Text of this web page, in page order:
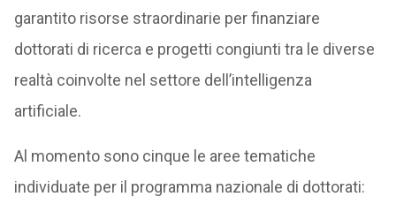
garantito risorse straordinarie per finanziare
dottorati di ricerca e progetti congiunti tra le diverse
realtà coinvolte nel settore dell’intelligenza
artificiale.
Al momento sono cinque le aree tematiche
individuate per il programma nazionale di dottorati: